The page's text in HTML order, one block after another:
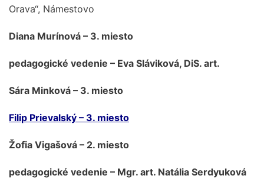
Orava“, Námestovo
Diana Murínová – 3. miesto
pedagogické vedenie – Eva Sláviková, DiS. art.
Sára Minková – 3. miesto
Filip Prievalský – 3. miesto
Žofia Vigašová – 2. miesto
pedagogické vedenie – Mgr. art. Natália Serdyuková